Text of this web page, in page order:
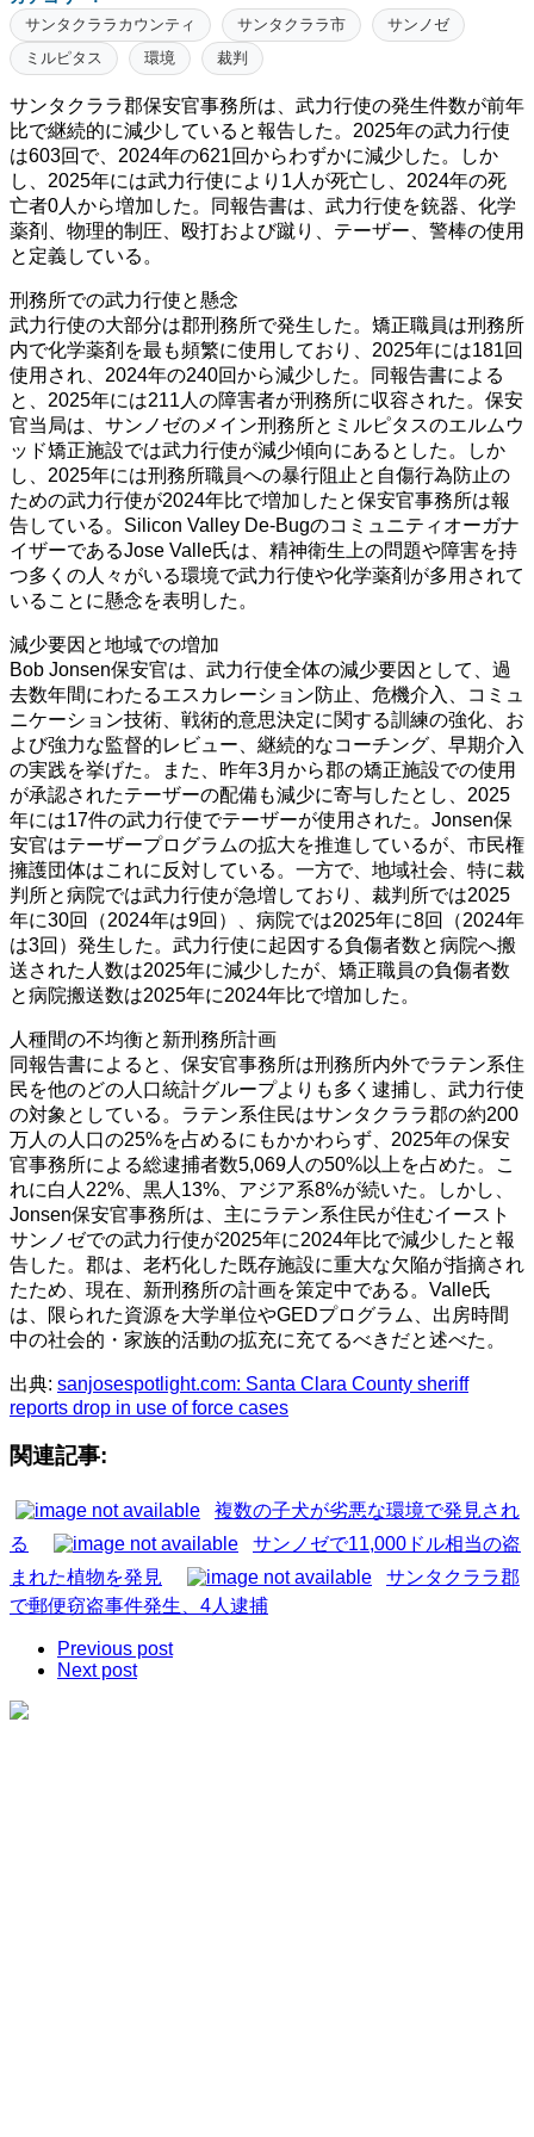
サンタクララカウンティ サンタクララ市
サンノゼ
ミルピタス
環境 裁判
サンタクララ郡保安官事務所は、武力行使の発生件数が前年
比で継続的に減少していると報告した。2025年の武力行使
は603回で、2024年の621回からわずかに減少した。しか
し、2025年には武力行使により1人が死亡し、2024年の死
亡者0人から増加した。同報告書は、武力行使を銃器、化学
薬剤、物理的制圧、殴打および蹴り、テーザー、警棒の使用
と定義している。
刑務所での武力行使と懸念
武力行使の大部分は郡刑務所で発生した。矯正職員は刑務所
内で化学薬剤を最も頻繁に使用しており、2025年には181回
使用され、2024年の240回から減少した。同報告書による
と、2025年には211人の障害者が刑務所に収容された。保安
官当局は、サンノゼのメイン刑務所とミルピタスのエルムウ
ッド矯正施設では武力行使が減少傾向にあるとした。しか
し、2025年には刑務所職員への暴行阻止と自傷行為防止の
ための武力行使が2024年比で増加したと保安官事務所は報
告している。Silicon Valley De-Bugのコミュニティオーガナ
イザーであるJose Valle氏は、精神衛生上の問題や障害を持
つ多くの人々がいる環境で武力行使や化学薬剤が多用されて
いることに懸念を表明した。
減少要因と地域での増加
Bob Jonsen保安官は、武力行使全体の減少要因として、過
去数年間にわたるエスカレーション防止、危機介入、コミュ
ニケーション技術、戦術的意思決定に関する訓練の強化、お
よび強力な監督的レビュー、継続的なコーチング、早期介入
の実践を挙げた。また、昨年3月から郡の矯正施設での使用
が承認されたテーザーの配備も減少に寄与したとし、2025
年には17件の武力行使でテーザーが使用された。Jonsen保
安官はテーザープログラムの拡大を推進しているが、市民権
擁護団体はこれに反対している。一方で、地域社会、特に裁
判所と病院では武力行使が急増しており、裁判所では2025
年に30回（2024年は9回）、病院では2025年に8回（2024年
は3回）発生した。武力行使に起因する負傷者数と病院へ搬
送された人数は2025年に減少したが、矯正職員の負傷者数
と病院搬送数は2025年に2024年比で増加した。
人種間の不均衡と新刑務所計画
同報告書によると、保安官事務所は刑務所内外でラテン系住
民を他のどの人口統計グループよりも多く逮捕し、武力行使
の対象としている。ラテン系住民はサンタクララ郡の約200
万人の人口の25%を占めるにもかかわらず、2025年の保安
官事務所による総逮捕者数5,069人の50%以上を占めた。こ
れに白人22%、黒人13%、アジア系8%が続いた。しかし、
Jonsen保安官事務所は、主にラテン系住民が住むイースト
サンノゼでの武力行使が2025年に2024年比で減少したと報
告した。郡は、老朽化した既存施設に重大な欠陥が指摘され
たため、現在、新刑務所の計画を策定中である。Valle氏
は、限られた資源を大学単位やGEDプログラム、出房時間
中の社会的・家族的活動の拡充に充てるべきだと述べた。
出典: sanjosespotlight.com: Santa Clara County sheriff
reports drop in use of force cases
関連記事:
複数の子犬が劣悪な環境で発見され
る
サンノゼで11,000ドル相当の盗
まれた植物を発見
サンタクララ郡
で郵便窃盗事件発生、4人逮捕
Previous post
Next post